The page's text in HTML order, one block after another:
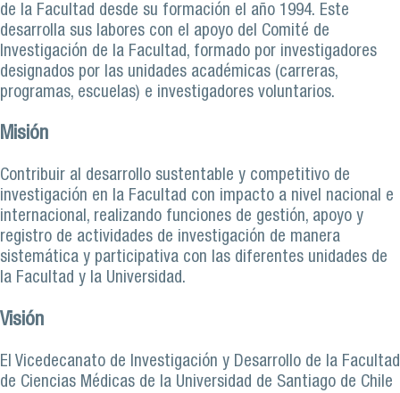
de la Facultad desde su formación el año 1994. Este
desarrolla sus labores con el apoyo del Comité de
Investigación de la Facultad, formado por investigadores
designados por las unidades académicas (carreras,
programas, escuelas) e investigadores voluntarios.
Misión
Contribuir al desarrollo sustentable y competitivo de
investigación en la Facultad con impacto a nivel nacional e
internacional, realizando funciones de gestión, apoyo y
registro de actividades de investigación de manera
sistemática y participativa con las diferentes unidades de
la Facultad y la Universidad.
Visión
El Vicedecanato de Investigación y Desarrollo de la Facultad
de Ciencias Médicas de la Universidad de Santiago de Chile